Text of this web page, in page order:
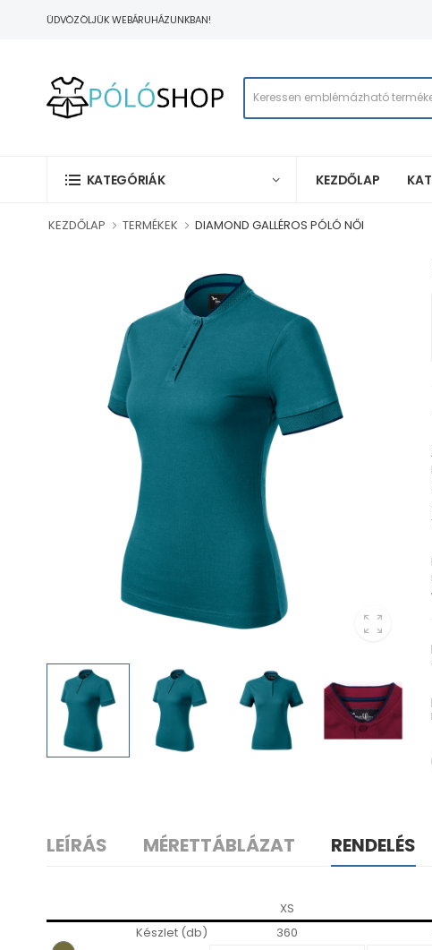
ÜDVÖZÖLJÜK WEBÁRUHÁZUNKBAN!
KATEGÓRIÁK KEZDŐLAP
KEZDŐLAP TERMÉKEK DIAMOND GALLÉROS PÓLÓ NŐI
LEÍRÁS MÉRETTÁBLÁZAT RENDELÉS
XS
Készlet (db) 360